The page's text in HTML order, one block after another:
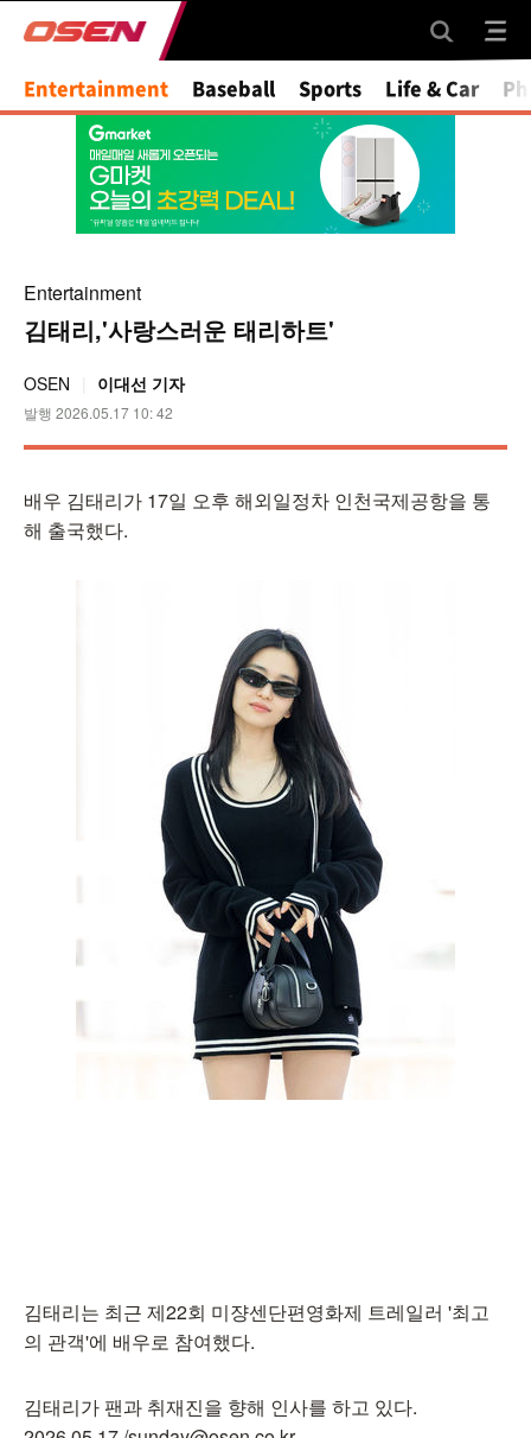
Entertainment Baseball Sports Life & Car
Entertainment
김태리,'사랑스러운 태리하트'
OSEN 이대선 기자
발행 2026.05.17 10: 42
배우 김태리가 17일 오후 해외일정차 인천국제공항을 통
해 출국했다.
김태리는 최근 제22회 미쟝센단편영화제 트레일러 '최고
의 관객'에 배우로 참여했다.
김태리가 팬과 취재진을 향해 인사를 하고 있다.